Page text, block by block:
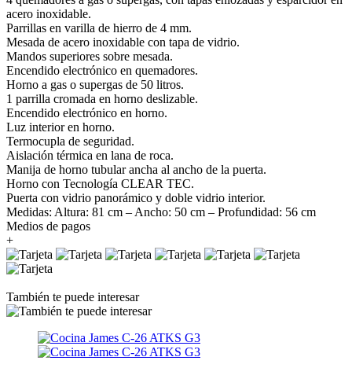
acero inoxidable.
Parrillas en varilla de hierro de 4 mm.
Mesada de acero inoxidable con tapa de vidrio.
Mandos superiores sobre mesada.
Encendido electrónico en quemadores.
Horno a gas o supergas de 50 litros.
1 parrilla cromada en horno deslizable.
Encendido electrónico en horno.
Luz interior en horno.
Termocupla de seguridad.
Aislación térmica en lana de roca.
Manija de horno tubular ancha al ancho de la puerta.
Horno con Tecnología CLEAR TEC.
Puerta con vidrio panorámico y doble vidrio interior.
Medidas: Altura: 81 cm – Ancho: 50 cm – Profundidad: 56 cm
Medios de pagos
+
También te puede interesar